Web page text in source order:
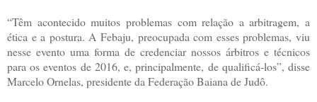
“Têm acontecido muitos problemas com relação a arbitragem, a
ética e a postura. A Febaju, preocupada com esses problemas, viu
nesse evento uma forma de credenciar nossos árbitros e técnicos
para os eventos de 2016, e, principalmente, de qualificá-los”, disse
Marcelo Ornelas, presidente da Federação Baiana de Judô.